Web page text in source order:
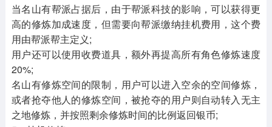
当名山有帮派占据后，由于帮派科技的影响，可以获得更
高的修炼加成速度，但需要向帮派缴纳挂机费用，这个费
用由帮派帮主定义;
用户还可以使用收费道具，额外再提高所有角色修炼速度
20%;
名山有修炼空间的限制，用户可以进入空余的空间修炼，
或者抢夺他人的修炼空间，被抢夺的用户则自动转入无主
之地修炼，并按照剩余修炼时间的比例返回银币;